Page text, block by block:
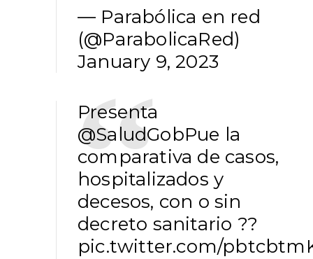
— Parabólica en red
(@ParabolicaRed)
January 9, 2023
Presenta
@SaludGobPue la
comparativa de casos,
hospitalizados y
decesos, con o sin
decreto sanitario ??
pic.twitter.com/